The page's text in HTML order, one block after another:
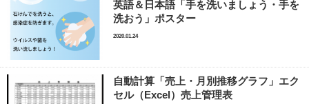
英語＆日本語「手を洗いましょう・手を
洗おう」ポスター
2020.01.24
自動計算「売上・月別推移グラフ」エク
セル（Excel）売上管理表